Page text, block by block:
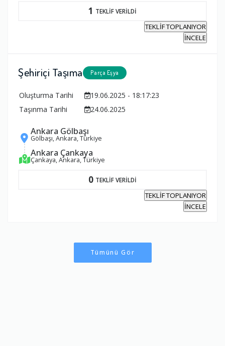
1 TEKLİF VERİLDİ
TEKLİF TOPLANIYOR
İNCELE
Şehiriçi Taşıma Parça Eşya
Oluşturma Tarihi
19.06.2025 - 18:17:23
Taşınma Tarihi
24.06.2025
Ankara Gölbaşı
Gölbaşı, Ankara, Türkiye
Ankara Çankaya
Çankaya, Ankara, Türkiye
0 TEKLİF VERİLDİ
TEKLİF TOPLANIYOR
İNCELE
Tümünü Gör